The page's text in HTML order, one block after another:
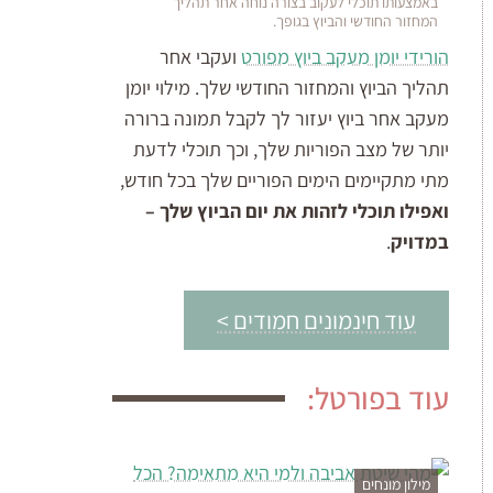
המחזור החודשי והביוץ בגופך.
הורידי יומן מעקב ביוץ מפורט ועקבי אחר
תהליך הביוץ והמחזור החודשי שלך. מילוי יומן
מעקב אחר ביוץ יעזור לך לקבל תמונה ברורה
יותר של מצב הפוריות שלך, וכך תוכלי לדעת
מתי מתקיימים הימים הפוריים שלך בכל חודש,
ואפילו תוכלי לזהות את יום הביוץ שלך –
במדויק.
עוד חינמונים חמודים >
עוד בפורטל:
מילון מונחים